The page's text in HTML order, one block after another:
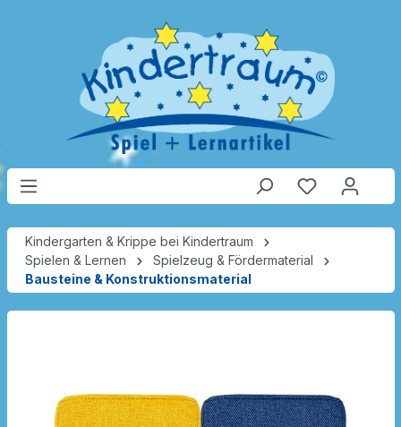
Kindergarten & Krippe bei Kindertraum
Spielen & Lernen
Spielzeug & Fördermaterial
Bausteine & Konstruktionsmaterial